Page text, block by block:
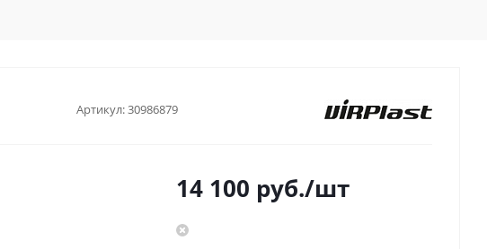
Артикул:30986879
14 100 руб./шт